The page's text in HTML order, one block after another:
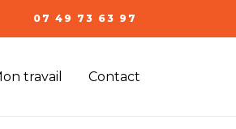
07 49 73 63 97
travail Contact